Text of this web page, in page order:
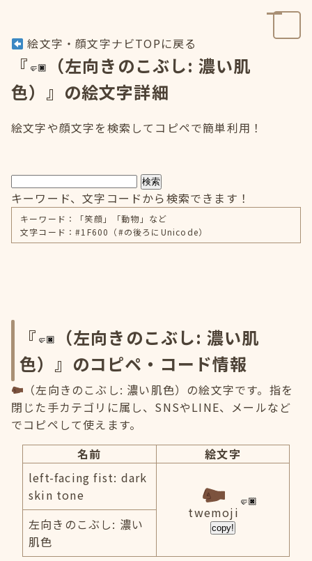
絵文字・顔文字ナビTOPに戻る
『
（左向きのこぶし: 濃い肌
色）』の絵文字詳細
絵文字や顔文字を検索してコピペで簡単利用！
検索
キーワード、文字コードから検索できます！
キーワード：「笑顔」「動物」など
文字コード：#1F600（#の後ろにUnicode）
『
（左向きのこぶし: 濃い肌
色）』のコピペ・コード情報
（左向きのこぶし: 濃い肌色）の絵文字です。指を
閉じた手カテゴリに属し、SNSやLINE、メールなど
でコピペして使えます。
名前
絵文字
left-facing fist: dark
skin tone
twemoji
copy!
左向きのこぶし: 濃い
肌色